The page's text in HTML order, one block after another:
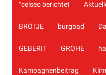
°celseo berichtet
BRÖTJE burgbad
GEBERIT GROHE
Kampagnenbeitrag